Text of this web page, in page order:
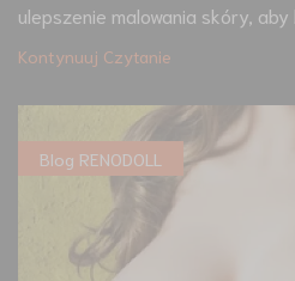
ulepszenie malowania skóry, aby
Kontynuuj Czytanie
Blog RENODOLL